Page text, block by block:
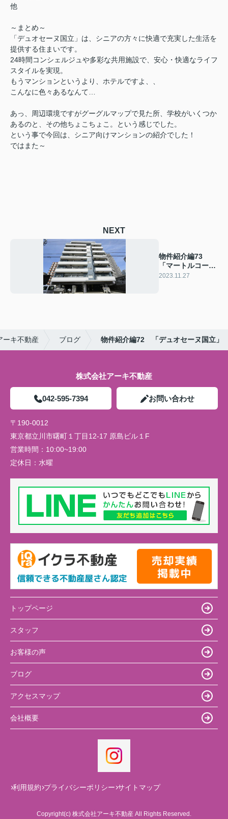
他
～まとめ～
「デュオセーヌ国立」は、シニアの方々に快適で充実した生活を
提供する住まいです。
24時間コンシェルジュや多彩な共用施設で、安心・快適なライフ
スタイルを実現。
もうマンションというより、ホテルですよ、、
こんなに色々あるなんて…
あっ、周辺環境ですがグーグルマップで見た所、学校がいくつか
あるのと、その他ちょこちょこ。という感じでした。
という事で今回は、シニア向けマンションの紹介でした！
ではまた～
NEXT
物件紹介編73
「マートルコート
府中」
2023.11.27
ーキ不動産 ブログ 物件紹介編72 「デュオセーヌ国立」
株式会社アーキ不動産
042-595-7394 お問い合わせ
〒190-0012
東京都立川市曙町１丁目12-17 原島ビル１F
営業時間： 10:00~19:00
定休日： 水曜
トップページ
スタッフ
お客様の声
ブログ
アクセスマップ
会社概要
利用規約 プライバシーポリシー サイトマップ
Copyright(c) 株式会社アーキ不動産 All Rights Reserved.